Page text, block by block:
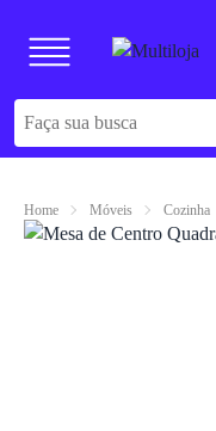
Home Móveis Cozinha